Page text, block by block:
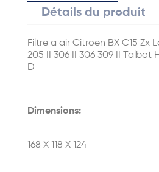
Détails du produit
Filtre a air Citroen BX C15 Zx
205 II 306 II 306 309 II Talbot
D
Dimensions:
168 X 118 X 124